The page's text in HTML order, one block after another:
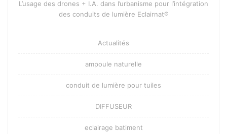
L’usage des drones + I.A. dans l’urbanisme pour l’intégration
des conduits de lumière Eclairnat®
Actualités
ampoule naturelle
conduit de lumière pour tuiles
DIFFUSEUR
eclairage batiment